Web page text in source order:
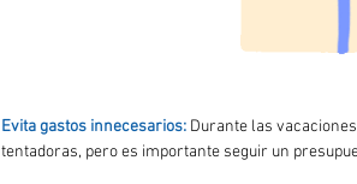
Evita gastos innecesarios: Durante las
tentadoras, pero es importante seguir un